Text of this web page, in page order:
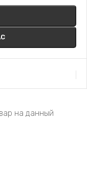
на данный